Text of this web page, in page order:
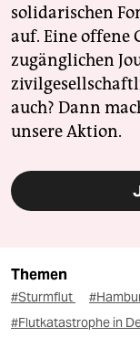
solidarischen
auf. Eine offene
zugänglichen
auch? Dann
unsere Aktion.
Themen
#Sturmflut
#Flutkatastrophe in